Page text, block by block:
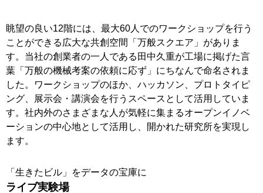
眺望の良い12階には、最大60人でのワークショップを行う
ことができる広大な共創空間「万般スクエア」がありま
す。当社の創業者の一人である田中久重が工場に掲げた言
葉「万般の機械考案の依頼に応ず」にちなんで命名されま
した。ワークショップのほか、ハッカソン、プロトタイピ
ング、展示会・講演会を行うスペースとして活用していま
す。社内外のさまざまな人が気軽に集まるオープンイノベ
ーションの中心地として活用し、開かれた研究所を実現し
ます。
「生きたビル」をデータの宝庫に
ライブ実験場